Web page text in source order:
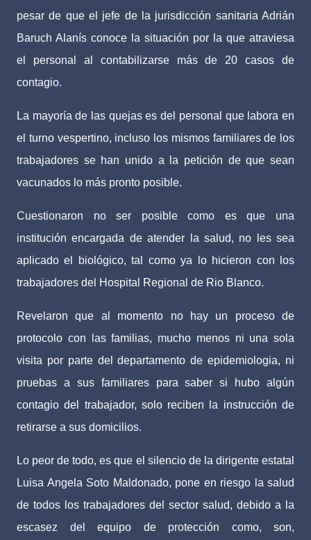
pesar de que el jefe de la jurisdicción sanitaria Adrián
Baruch Alanís conoce la situación por la que atraviesa
el personal al contabilizarse más de 20 casos de
contagio.
La mayoría de las quejas es del personal que labora en
el turno vespertino, incluso los mismos familiares de los
trabajadores se han unido a la petición de que sean
vacunados lo más pronto posible.
Cuestionaron no ser posible como es que una
institución encargada de atender la salud, no les sea
aplicado el biológico, tal como ya lo hicieron con los
trabajadores del Hospital Regional de Rio Blanco.
Revelaron que al momento no hay un proceso de
protocolo con las familias, mucho menos ni una sola
visita por parte del departamento de epidemiologia, ni
pruebas a sus familiares para saber si hubo algún
contagio del trabajador, solo reciben la instrucción de
retirarse a sus domicilios.
Lo peor de todo, es que el silencio de la dirigente estatal
Luisa Angela Soto Maldonado, pone en riesgo la salud
de todos los trabajadores del sector salud, debido a la
escasez del equipo de protección como, son,